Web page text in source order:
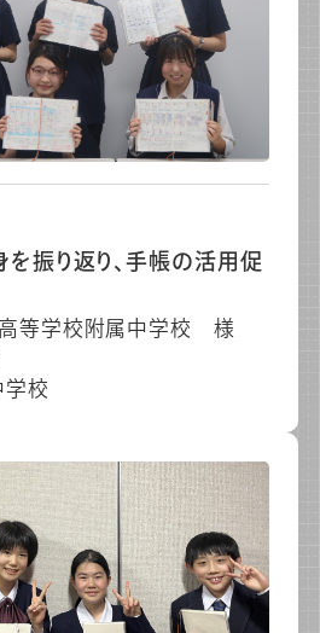
を振り返り、手帳の活用促
等学校附属中学校 様
学校